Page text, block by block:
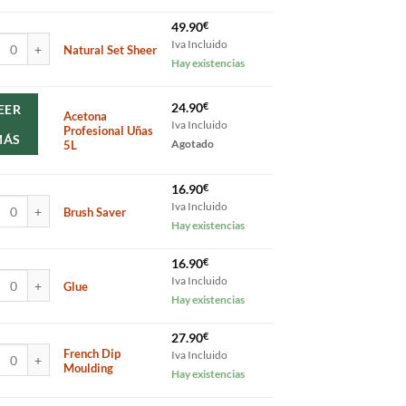
Natural Set Sheer
49.90€
Iva Incluido
Hay existencias
Acetona
Profesional Uñas
5L
24.90€
Iva Incluido
Agotado
Brush Saver
16.90€
Iva Incluido
Hay existencias
Glue
16.90€
Iva Incluido
Hay existencias
Dip Moulding cantidad
French Dip
Moulding
27.90€
Iva Incluido
Hay existencias